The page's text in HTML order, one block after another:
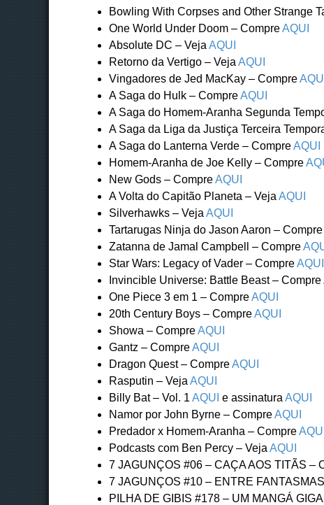
Bowling With Corpses and Other Strange
One World Under Doom – CompreAQUI
Absolute DC – Veja AQUI
Retorno da Vertigo – Veja AQUI
Vingadores de Jed MacKay – CompreAQUI
A Saga do Hulk – CompreAQUI
A Saga do Homem-Aranha Segunda
A Saga da Liga da Justiça Terceira
A Saga do Lanterna Verde – CompreAQUI
Homem-Aranha de Joe Kelly – Compre
New Gods – CompreAQUI
A Volta do Capitão Planeta – Veja AQUI
Silverhawks – Veja AQUI
Tartarugas Ninja do Jason Aaron – Compre
Zatanna de Jamal Campbell – Compre
Star Wars: Legacy of Vader – CompreAQUI
Invincible Universe: Battle Beast – Compre
One Piece 3 em 1 – CompreAQUI
20th Century Boys – CompreAQUI
Showa – CompreAQUI
Gantz – CompreAQUI
Dragon Quest – CompreAQUI
Rasputin – Veja AQUI
Billy Bat – Vol. 1 AQUI e assinatura AQUI
Namor por John Byrne – CompreAQUI
Predador x Homem-Aranha – CompreAQUI
Podcasts com Ben Percy – Veja AQUI
7 JAGUNÇOS #06 – CAÇA AOS TITÃS –
7 JAGUNÇOS #10 – ENTRE
PILHA DE GIBIS #178 – UM MANGÁ